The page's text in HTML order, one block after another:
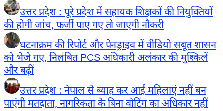
उत्तर प्रदेश : पूरे प्रदेश में सहायक शिक्षकों की नियुक्तियों
की होगी जांच, फर्जी पाए गए तो जाएगी नौकरी
घटनाक्रम की रिपोर्ट और पेनड्राइव में वीडियो सबूत शासन
को भेजे गए, निलंबित PCS अधिकारी अलंकार की मुश्किलें
और बढ़ीं
उत्तर प्रदेश : नेपाल से ब्याह कर आईं महिलाएं नहीं बन
पाएंगी मतदाता, नागरिकता के बिना वोटिंग का अधिकार नहीं